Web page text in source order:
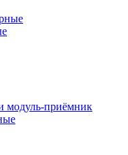
модуль-приёмник